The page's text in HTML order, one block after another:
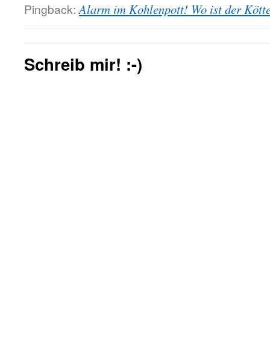
Pingback: Alarm im Kohlenpott! Wo ist der
Schreib mir! :-)